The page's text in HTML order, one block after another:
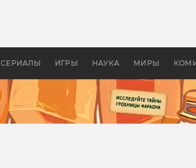
СЕРИАЛЫ ИГРЫ НАУКА МИРЫ
бы «Властелина колец»